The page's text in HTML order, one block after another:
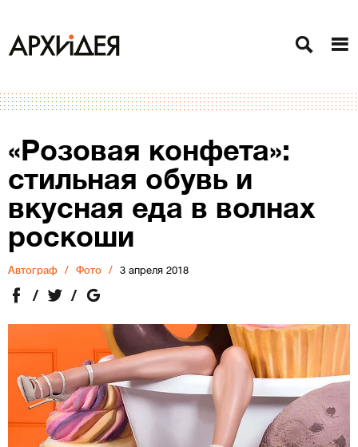
«Розовая конфета»:
стильная обувь и
вкусная еда в волнах
роскоши
Автограф Фото 3 апреля 2018